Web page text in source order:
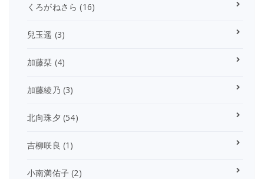
くろがねさら (16)
兒玉遥 (3)
加藤栞 (4)
加藤綾乃 (3)
北向珠夕 (54)
吉柳咲良 (1)
小南満佑子 (2)